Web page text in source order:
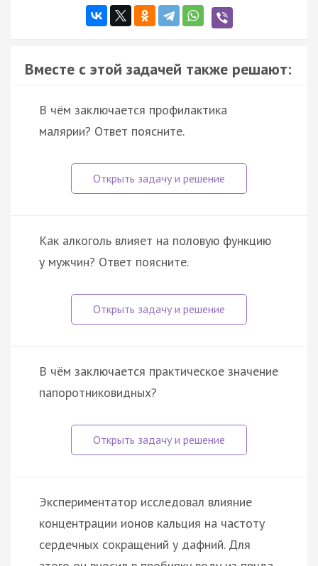
Вместе с этой задачей также решают:
В чём заключается профилактика
малярии? Ответ поясните.
Как алкоголь влияет на половую функцию
у мужчин? Ответ поясните.
В чём заключается практическое значение
папоротниковидных?
Экспериментатор исследовал влияние
концентрации ионов кальция на частоту
сердечных сокращений у дафний. Для